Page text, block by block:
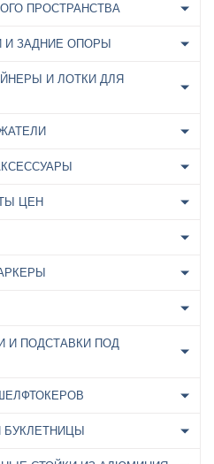
ПРОСТРАНСТВА
И ЗАДНИЕ ОПОРЫ
И ЛОТКИ ДЛЯ
ЦЕН
И ПОДСТАВКИ ПОД